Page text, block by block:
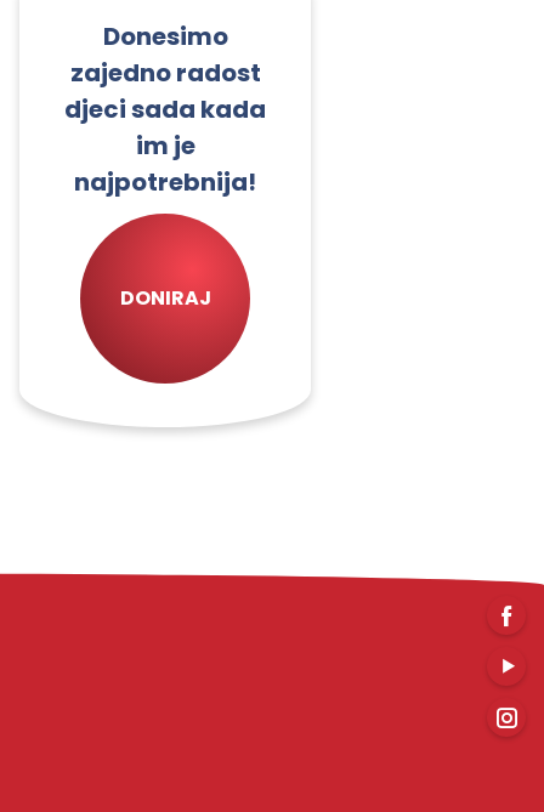
Donesimo
zajedno radost
djeci sada kada
im je
najpotrebnija!
DONIRAJ